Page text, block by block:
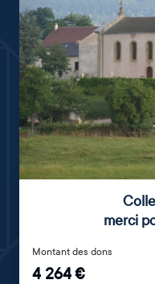
merci
Montant des dons
4 264€